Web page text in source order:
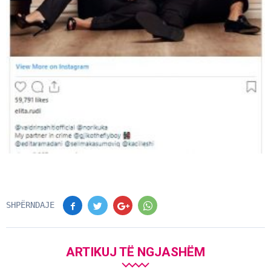
SHPËRNDAJE
ARTIKUJ TË NGJASHËM